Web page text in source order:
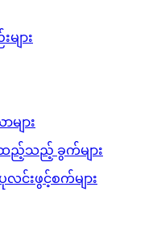
ျား
ျား
ည့်သည့် ခွက်များ
င်းဖွင့်စက်များ